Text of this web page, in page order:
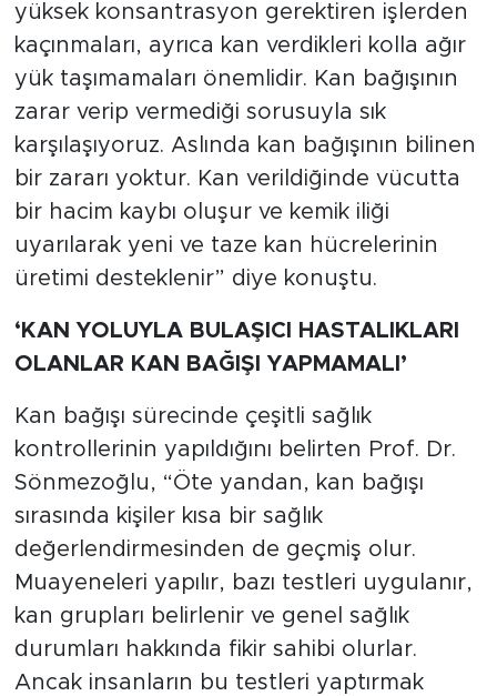
yüksek konsantrasyon gerektiren işlerden
kaçınmaları, ayrıca kan verdikleri kolla ağır
yük taşımamaları önemlidir. Kan bağışının
zarar verip vermediği sorusuyla sık
karşılaşıyoruz. Aslında kan bağışının bilinen
bir zararı yoktur. Kan verildiğinde vücutta
bir hacim kaybı oluşur ve kemik iliği
uyarılarak yeni ve taze kan hücrelerinin
üretimi desteklenir” diye konuştu.
‘KAN YOLUYLA BULAŞICI HASTALIKLARI
OLANLAR KAN BAĞIŞI YAPMAMALI’
Kan bağışı sürecinde çeşitli sağlık
kontrollerinin yapıldığını belirten Prof. Dr.
Sönmezoğlu, “Öte yandan, kan bağışı
sırasında kişiler kısa bir sağlık
değerlendirmesinden de geçmiş olur.
Muayeneleri yapılır, bazı testleri uygulanır,
kan grupları belirlenir ve genel sağlık
durumları hakkında fikir sahibi olurlar.
Ancak insanların bu testleri yaptırmak